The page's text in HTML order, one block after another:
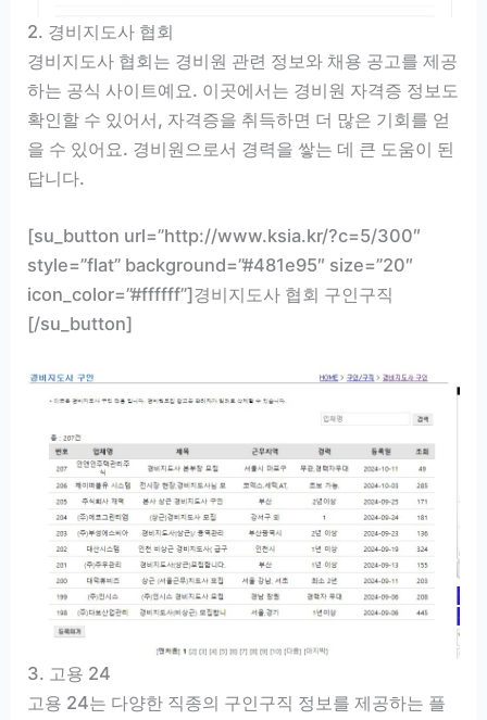
2. 경비지도사 협회
경비지도사 협회는 경비원 관련 정보와 채용 공고를 제공
하는 공식 사이트예요. 이곳에서는 경비원 자격증 정보도
확인할 수 있어서, 자격증을 취득하면 더 많은 기회를 얻
을 수 있어요. 경비원으로서 경력을 쌓는 데 큰 도움이 된
답니다.
[su_button url=”http://www.ksia.kr/?c=5/300″
style=”flat” background=”#481e95″ size=”20″
icon_color=”#ffffff”]경비지도사 협회 구인구직
[/su_button]
3. 고용 24
고용 24는 다양한 직종의 구인구직 정보를 제공하는 플